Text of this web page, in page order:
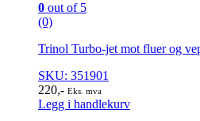
0 out of 5
(0)
Trinol Turbo-jet mot fluer og
SKU: 351901
220,- Eks. mva
Legg i handlekurv